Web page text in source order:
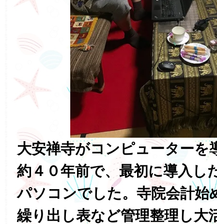
大安禅寺がコンピューターを
約４０年前で、最初に導入し
パソコンでした。寺院会計始
繰り出し表など管理整理し大